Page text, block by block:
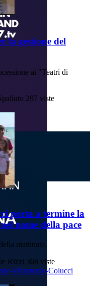
la gestione del
ai "Teatri di
297 viste
porta a termine la
nome della pace
mattinata.
Rizzi 368 viste
Vitantonio-Colucci